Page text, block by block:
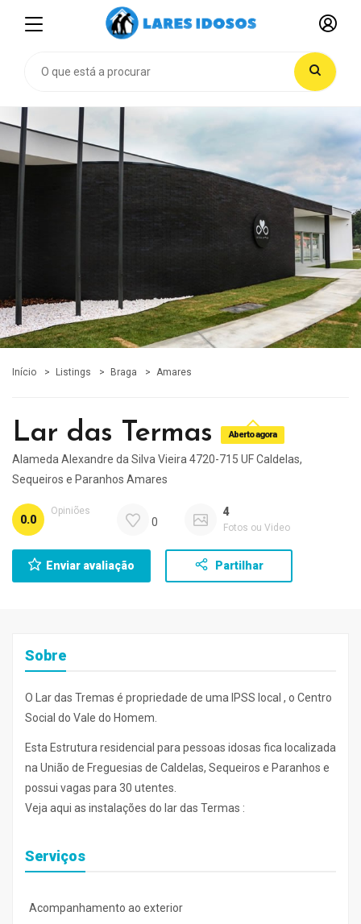
Início Listings Braga Amares
Lar das Termas Aberto agora
Alameda Alexandre da Silva Vieira 4720-715 UF Caldelas,
Sequeiros e Paranhos Amares
0.0
Opiniões
0
4
Fotos ou Video
Enviar avaliação Partilhar
Sobre
O Lar das Tremas é propriedade de uma IPSS local , o Centro
Social do Vale do Homem.
Esta Estrutura residencial para pessoas idosas fica localizada
na União de Freguesias de Caldelas, Sequeiros e Paranhos e
possui vagas para 30 utentes.
Veja aqui as instalações do lar das Termas :
Serviços
Acompanhamento ao exterior